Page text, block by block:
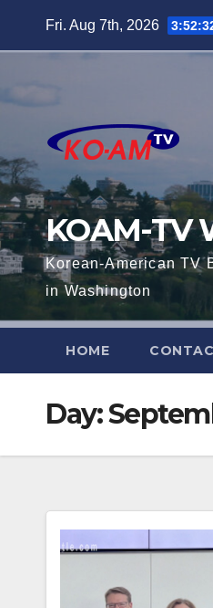
Fri. Aug 7th, 2026
KOAM-TV
Korean-American TV
in Washington
HOME
Day: